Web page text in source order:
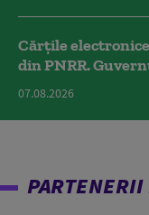
Cărțile
din PNRR.
07.08.2026